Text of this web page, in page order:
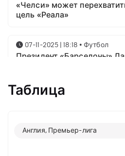
«Челси» может
цель «Реала»
07-11-2025 | 18:18 • Футбол
Президент «Барселоны»
07-11-2025 | 16:23
ФИФА
Таблица
Англия, Премьер-лига